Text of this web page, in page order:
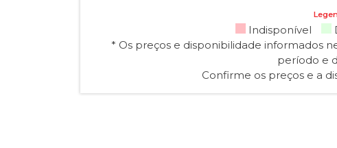
Indisponível
* Os preços e disponibilidade informados
período e
Confirme os preços e a